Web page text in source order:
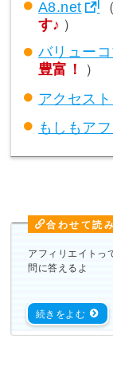
A8.net
す♪ ）
バリュー
豊富！
）
アクセス
もしもア
アフィリエイトっ
問に答えるよ